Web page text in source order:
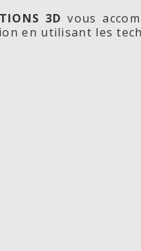
3D vous
en utilisant les